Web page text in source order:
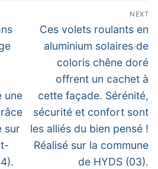
une
sur
NEXT
Next
post:
Ces volets roulants en
aluminium solaires de
coloris chêne doré
offrent un cachet à
cette façade. Sérénité,
sécurité et confort sont
les alliés du bien pensé !
Réalisé sur la commune
de HYDS (03).